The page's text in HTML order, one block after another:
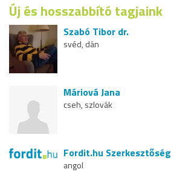
Új és hosszabbító tagjaink
Szabó Tibor dr.
svéd, dán
Máriová Jana
cseh, szlovák
Fordit.hu Szerkesztőség
angol